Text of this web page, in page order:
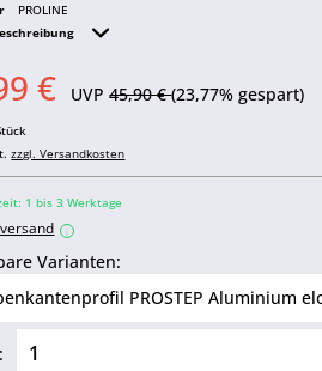
PROLINE
€ UVP45,90 €(23,77% gespart)
zzgl. Versandkosten
1 bis 3 Werktage
i
Varianten: